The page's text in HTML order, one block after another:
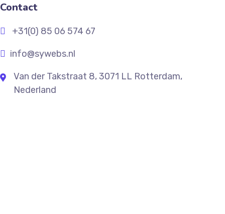
Contact
+31(0) 85 06 574 67
info@sywebs.nl
Van der Takstraat 8, 3071 LL Rotterdam,
Nederland